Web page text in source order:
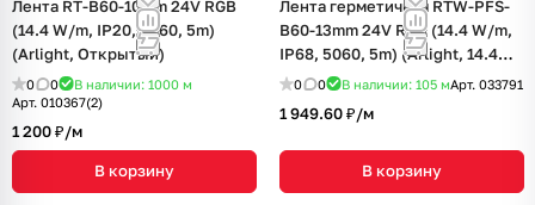
Лента RT-B60-10mm 24V RGB
(14.4 W/m, IP20, 5060, 5m)
(Arlight, Открытый)
0 0 В наличии: 1000 м
Арт. 010367(2)
1 200 ₽/м
В корзину
Лента герметичная RTW-PFS-
B60-13mm 24V RGB (14.4 W/m,
IP68, 5060, 5m) (Arlight, 14.4
Вт/м, IP68)
0 0 В наличии: 105 мАрт. 033791
1 949.60 ₽/м
В корзину